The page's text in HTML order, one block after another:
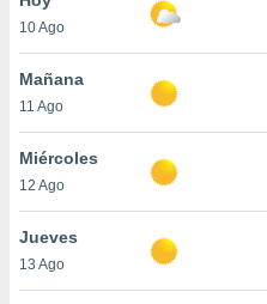
en
más
nuestra
de
10 Ago
Mañana
11 Ago
Miércoles
12 Ago
Jueves
13 Ago